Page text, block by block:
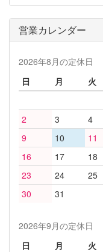
営業カレンダー
2026年8月の定休日
日
月 火
2
3 4
9
10 11
16
17 18
23
24 25
30
31
2026年9月の定休日
日
月 火